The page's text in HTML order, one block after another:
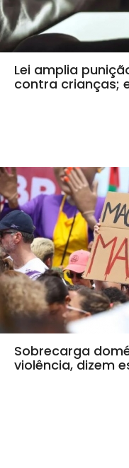
Lei amplia
contra crianças;
Sobrecarga
violência, dizem